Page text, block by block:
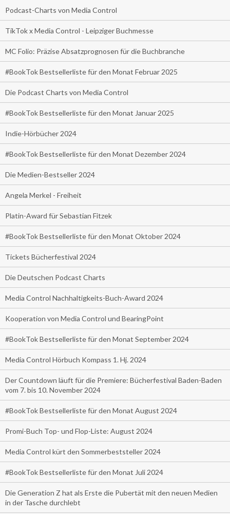
Podcast-Charts von Media Control
TikTok x Media Control - Leipziger Buchmesse
MC Folio: Präzise Absatzprognosen für die Buchbranche
#BookTok Bestsellerliste für den Monat Februar 2025
Die Podcast Charts von Media Control
#BookTok Bestsellerliste für den Monat Januar 2025
Indie-Hörbücher 2024
#BookTok Bestsellerliste für den Monat Dezember 2024
Die Medien-Bestseller 2024
Angela Merkel - Freiheit
Platin-Award für Sebastian Fitzek
#BookTok Bestsellerliste für den Monat Oktober 2024
Tickets Bücherfestival 2024
Die Deutschen Podcast Charts
Media Control Nachhaltigkeits-Buch-Award 2024
Kooperation von Media Control und BearingPoint
#BookTok Bestsellerliste für den Monat September 2024
Media Control Hörbuch Kompass 1. Hj. 2024
Der Countdown läuft für die Premiere: Bücherfestival Baden-Baden
vom 7. bis 10. November 2024
#BookTok Bestsellerliste für den Monat August 2024
Promi-Buch Top- und Flop-Liste: August 2024
Media Control kürt den Sommerbeststeller 2024
#BookTok Bestsellerliste für den Monat Juli 2024
Die Generation Z hat als Erste die Pubertät mit den neuen Medien
in der Tasche durchlebt